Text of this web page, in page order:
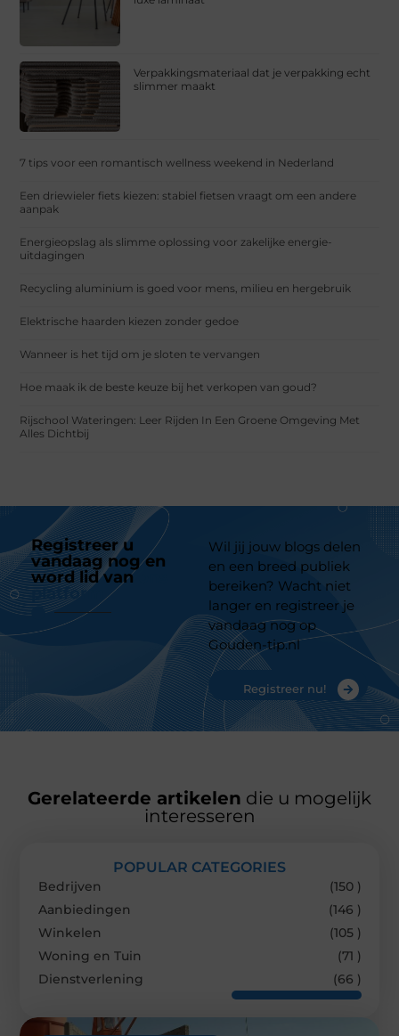
Verpakkingsmateriaal dat je verpakking echt
slimmer maakt
7 tips voor een romantisch wellness weekend in Nederland
Een driewieler fiets kiezen: stabiel fietsen vraagt om een andere
aanpak
Energieopslag als slimme oplossing voor zakelijke energie-
uitdagingen
Recycling aluminium is goed voor mens, milieu en hergebruik
Elektrische haarden kiezen zonder gedoe
Wanneer is het tijd om je sloten te vervangen
Hoe maak ik de beste keuze bij het verkopen van goud?
Rijschool Wateringen: Leer Rijden In Een Groene Omgeving Met
Alles Dichtbij
Registreer u
vandaag nog en
word lid van
platform
Wil jij jouw blogs delen
en een breed publiek
bereiken? Wacht niet
langer en registreer je
vandaag nog op
Gouden-tip.nl
Registreer nu!
Gerelateerde artikelen die u mogelijk
interesseren
POPULAR CATEGORIES
Bedrijven
(150 )
Aanbiedingen
(146 )
Winkelen
(105 )
Woning en Tuin
(71 )
Dienstverlening
(66 )